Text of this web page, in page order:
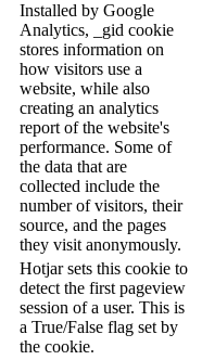
Installed by Google
Analytics, _gid cookie
stores information on
how visitors use a
website, while also
creating an analytics
report of the website's
performance. Some of
the data that are
collected include the
number of visitors, their
source, and the pages
they visit anonymously.
Hotjar sets this cookie to
detect the first pageview
session of a user. This is
a True/False flag set by
the cookie.